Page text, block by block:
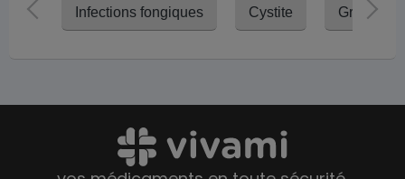
Infections fongiques Cystite Grippe